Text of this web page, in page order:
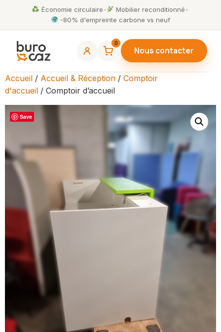
Économie circulaire• Mobilier reconditionné•
-80% d'empreinte carbone vs neuf
0
Nous contacter
Accueil / Accueil & Réception / Comptoir
d'accueil / Comptoir d’accueil
Save